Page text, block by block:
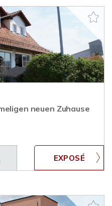
neuen Zuhause